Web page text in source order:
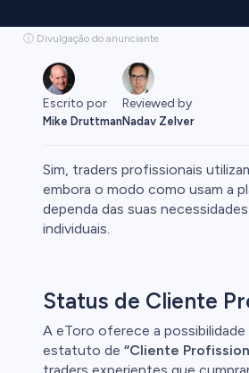
ⓘ Divulgação do anunciante
Escrito por
Mike Druttman
Reviewed by
Nadav Zelver
Sim, traders profissionais
embora o modo como usam a
dependa das suas
individuais.
Status de Cliente
A eToro oferece a
estatuto de “Cliente